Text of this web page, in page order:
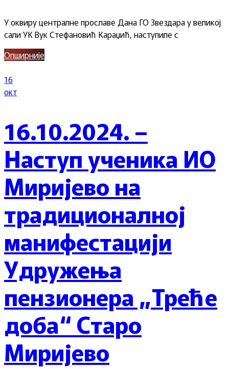
У оквиру централне прославе Дана ГО Звездара у великој
сали УК Вук Стефановић Караџић, наступиле с
Опширније
16
окт
16.10.2024. –
Наступ ученика ИО
Миријево на
традиционалној
манифестацији
Удружења
пензионера „Треће
доба“ Старо
Миријево